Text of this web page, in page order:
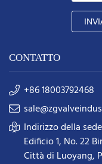
CONTATTO
+86 18003792468
Indirizzo della
Edificio 1, No. 22
Città di Luoyang,